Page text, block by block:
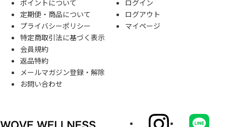
ポイントについて
定期便・商品について
プライバシーポリシー
特定商取引法に基づく表示
会員規約
返品特約
メールマガジン登録・解除
お問い合わせ
ログイン
ログアウト
マイページ